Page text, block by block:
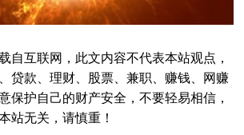
自互联网，此文内容不代表本站观点，
贷款、理财、股票、兼职、赚钱、网赚
保护自己的财产安全，不要轻易相信，
站无关，请慎重！